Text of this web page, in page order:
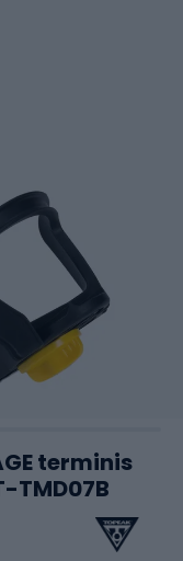
terminis
TMD07B